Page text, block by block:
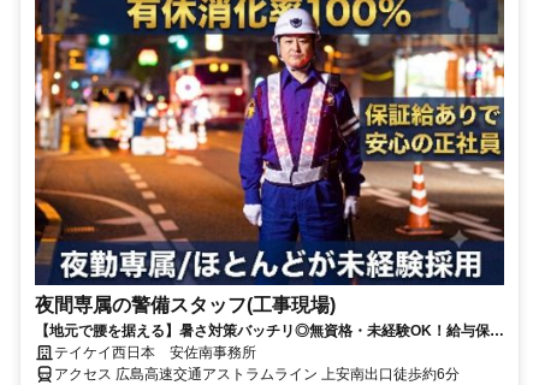
夜間専属の警備スタッフ(工事現場)
【地元で腰を据える】暑さ対策バッチリ◎無資格・未経験OK！給与保証
あり(規定有)×夜勤手当x土日祝休み！
テイケイ西日本 安佐南事務所
アクセス 広島高速交通アストラムライン 上安南出口徒歩約6分